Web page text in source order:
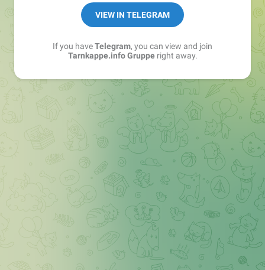
Best of:@bestoftarnkappe
Kochen: https://t.me/+WSW5F1VcmhliMjk6
VIEW IN TELEGRAM
If you haveTelegram, you can view and join
Tarnkappe.info Grupperight away.